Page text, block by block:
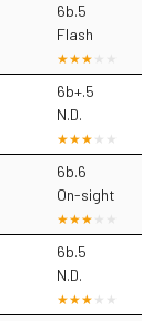
6b.5
Flash
6b+.5
N.D.
6b.6
On-sight
6b.5
N.D.